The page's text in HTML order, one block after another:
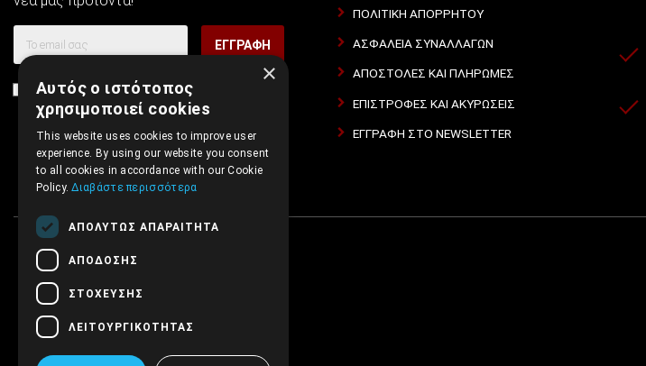
ΕΓΓΡΑΦΉ
Συμφωνώ με τουςΌροι Χρήσης Ιστοσελίδας
Πολιτική Απορρήτου
ΠΟΛΙΤΙΚΉ ΑΠΟΡΡΉΤΟΥ
ΑΣΦΆΛΕΙΑ ΣΥΝΑΛΛΑΓΏΝ
ΑΠΟΣΤΟΛΈΣ ΚΑΙ ΠΛΗΡΩΜΈΣ
ΕΠΙΣΤΡΟΦΈΣ ΚΑΙ ΑΚΥΡΏΣΕΙΣ
ΕΓΓΡΑΦΉ ΣΤΟ NEWSLETTER
×
Αυτός ο ιστότοπος
χρησιμοποιεί cookies
This website uses cookies to improve user
experience. By using our website you consent
to all cookies in accordance with our Cookie
Policy.Διαβάστε περισσότερα
ΑΠΟΛΎΤΩΣ ΑΠΑΡΑΊΤΗΤΑ
ΑΠΌΔΟΣΗΣ
ΣΤΌΧΕΥΣΗΣ
ΛΕΙΤΟΥΡΓΙΚΌΤΗΤΑΣ